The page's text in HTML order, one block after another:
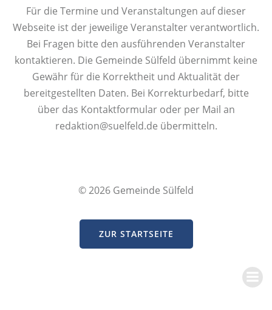
Für die Termine und Veranstaltungen auf dieser
Webseite ist der jeweilige Veranstalter verantwortlich.
Bei Fragen bitte den ausführenden Veranstalter
kontaktieren. Die Gemeinde Sülfeld übernimmt keine
Gewähr für die Korrektheit und Aktualität der
bereitgestellten Daten. Bei Korrekturbedarf, bitte
über das Kontaktformular oder per Mail an
redaktion@suelfeld.de übermitteln.
© 2026 Gemeinde Sülfeld
ZUR STARTSEITE